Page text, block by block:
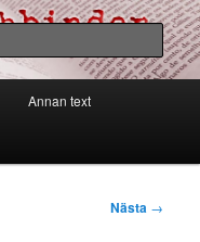
Sök
Annan text
Nästa →